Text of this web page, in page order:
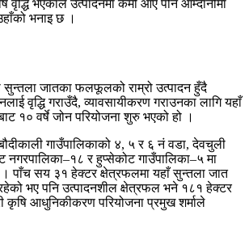
वृद्धि भएकाले उत्पादनमा कमी आए पनि आम्दानीमा
भनाइ छ ।
सुन्तला जातका फलफूलको राम्रो उत्पादन हुँदै
वृद्धि गराउँदै, व्यावसायीकरण गराउनका लागि यहाँ
१० वर्षे जोन परियोजना शुरु भएको हो ।
गाउँपालिकाको ४, ५ र ६ नं वडा, देवचुली
नगरपालिका–१८ र हुप्सेकोट गाउँपालिका–५ मा
पाँच सय ३१ हेक्टर क्षेत्रफलमा यहाँ सुन्तला जात
भए पनि उत्पादनशील क्षेत्रफल भने १८१ हेक्टर
कृषि आधुनिकीकरण परियोजना प्रमुख शर्माले